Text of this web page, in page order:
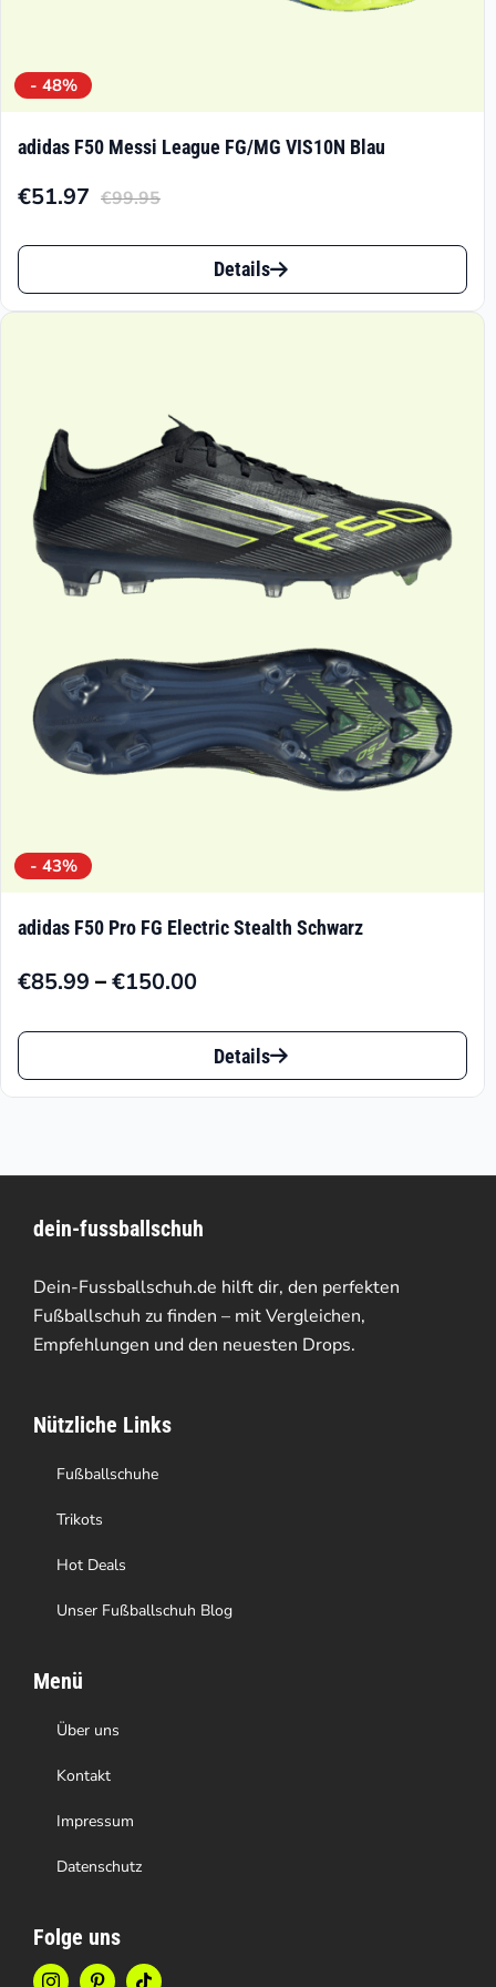
- 48%
adidas F50 Messi League FG/MG VIS10N Blau
€99.95
Ursprünglicher
Preis
€99.95
€51.97
Aktueller
Preis
€51.97.
Dieses
Produkt
auf.
Die
Optionen
können
Produktseite
gewählt
werden
Details
- 43%
adidas F50 Pro FG Electric Stealth Schwarz
€85.99 –€150.00
Preisspanne:
€85.99
€150.00
Dieses
Produkt
auf.
Die
Optionen
können
der
Produktseite
gewählt
werden
Details
dein-fussballschuh
Dein-Fussballschuh.de hilft dir, den perfekten
Fußballschuh zu finden – mit Vergleichen,
Empfehlungen und den neuesten Drops.
Nützliche Links
Fußballschuhe
Trikots
Hot Deals
Unser Fußballschuh Blog
Menü
Über uns
Kontakt
Impressum
Datenschutz
Folge uns